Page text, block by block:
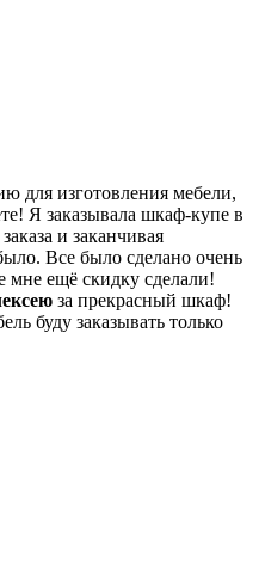
для изготовления мебели,
Я заказывала шкаф-купе в
и заканчивая
Все было сделано очень
мне ещё скидку сделали!
за прекрасный шкаф!
буду заказывать только